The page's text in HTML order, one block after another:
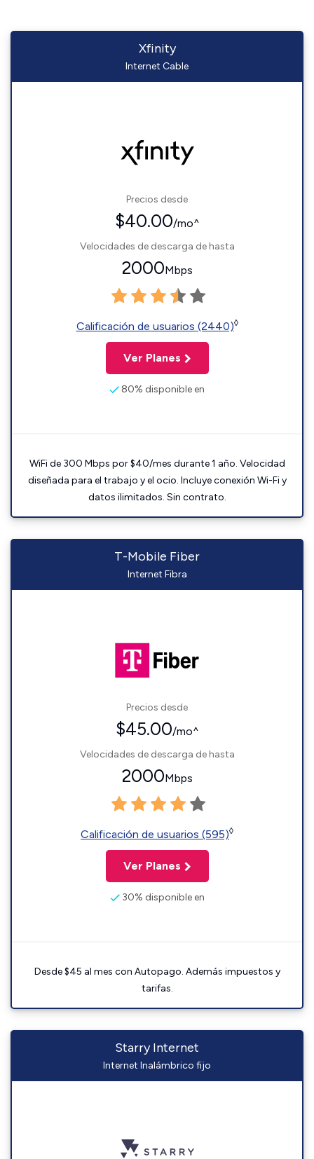
Xfinity
Internet Cable
Precios desde
$40.00/mo^
Velocidades de descarga de hasta
2000Mbps
Calificación de usuarios (2440)◊
Ver Planes
80% disponible en
WiFi de 300 Mbps por $40/mes durante 1 año. Velocidad
diseñada para el trabajo y el ocio. Incluye conexión Wi-Fi y
datos ilimitados. Sin contrato.
T-Mobile Fiber
Internet Fibra
Precios desde
$45.00/mo^
Velocidades de descarga de hasta
2000Mbps
Calificación de usuarios (595)◊
Ver Planes
30% disponible en
Desde $45 al mes con Autopago. Además impuestos y
tarifas.
Starry Internet
Internet Inalámbrico fijo